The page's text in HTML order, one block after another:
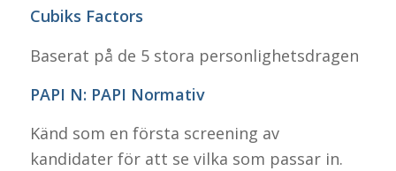
Cubiks Factors
Baserat på de 5 stora personlighetsdragen
PAPI N: PAPI Normativ
Känd som en första screening av
kandidater för att se vilka som passar in.